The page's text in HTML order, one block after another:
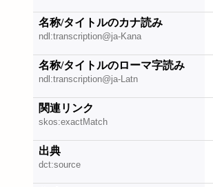
名称/タイトルのカナ読み
ndl:transcription@ja-Kana
名称/タイトルのローマ字読み
ndl:transcription@ja-Latn
関連リンク
skos:exactMatch
出典
dct:source